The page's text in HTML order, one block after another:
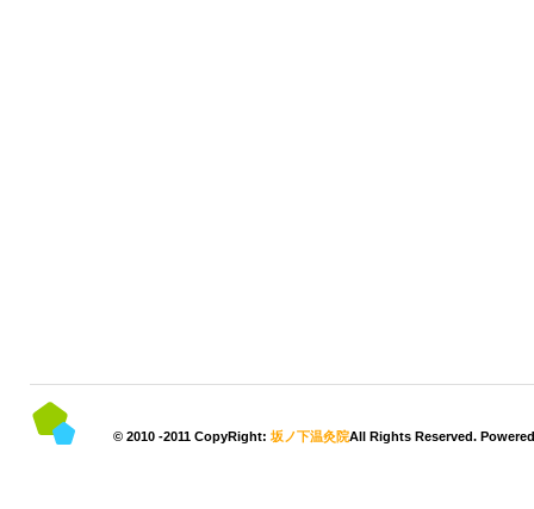
© 2010 -2011 CopyRight: 坂ノ下温灸院All Rights Reserved.